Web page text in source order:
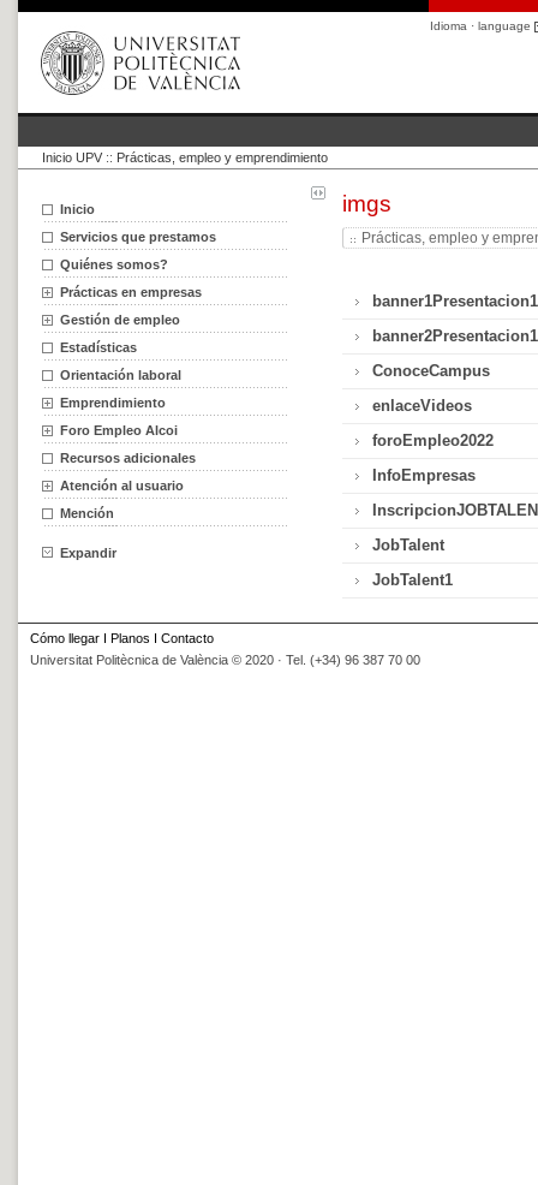
Idioma · language
Inicio UPV :: Prácticas, empleo y emprendimiento
Inicio
Servicios que prestamos
Quiénes somos?
Prácticas en empresas
Gestión de empleo
Estadísticas
Orientación laboral
Emprendimiento
Foro Empleo Alcoi
Recursos adicionales
Atención al usuario
Mención
Expandir
imgs
Prácticas, empleo y
ConoceCampus
enlaceVideos
foroEmpleo2022
InfoEmpresas
JobTalent
JobTalent1
Cómo llegar I Planos I Contacto
Universitat Politècnica de València © 2020 · Tel. (+34) 96 387 70 00